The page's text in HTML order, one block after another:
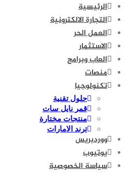
الرئيسية
التجارة الالكترونية
العمل الحر
الاستثمار
العاب وبرامج
منصات
تكنولوجيا
حلول تقنية
قمر نايل سات
منتجات مختارة
ترند الامارات
ووردبريس
يوتيوب
سياسة الخصوصية